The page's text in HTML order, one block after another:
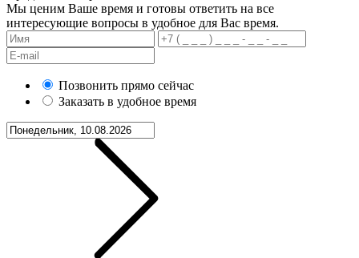
Мы ценим Ваше время и готовы ответить на все
интересующие вопросы в удобное для Вас время.
Позвонить прямо сейчас
Заказать в удобное время